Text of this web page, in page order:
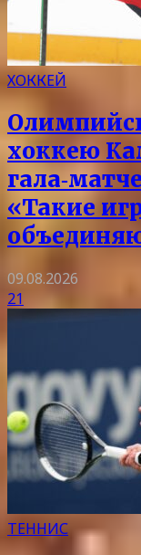
ХОККЕЙ
хоккею
«Такие
09.08.2026
21
ТЕННИС